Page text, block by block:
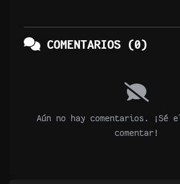
COMENTARIOS (0)
Aún no hay comentarios. ¡Sé
comentar!